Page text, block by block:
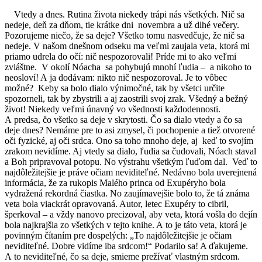
Vtedy a dnes. Rutina života niekedy trápi nás všetkých. Nič sa
nedeje, deň za dňom, tie krátke dni novembra a už dlhé večery.
Pozorujeme niečo, že sa deje? Všetko tomu nasvedčuje, že nič sa
nedeje. V našom dnešnom odseku ma veľmi zaujala veta, ktorá mi
priamo udrela do očí: nič nespozorovali! Príde mi to ako veľmi
zvláštne. V okolí Nóacha sa pohybujú mnohí ľudia – a nikoho to
neosloví! A ja dodávam: nikto nič nespozoroval. Je to vôbec
možné? Keby sa bolo dialo výnimočné, tak by všetci určite
spozorneli, tak by zbystrili a aj zaostrili svoj zrak. Všedný a bežný
život! Niekedy veľmi únavný vo všednosti každodennosti.
A predsa, čo všetko sa deje v skrytosti. Čo sa dialo vtedy a čo sa
deje dnes? Nemáme pre to asi zmysel, či pochopenie a tiež otvorené
oči fyzické, aj oči srdca. Ono sa toho mnoho deje, aj keď to svojím
zrakom nevidíme. Aj vtedy sa dialo, ľudia sa čudovali, Nóach staval
a Boh pripravoval potopu. No výstrahu všetkým ľuďom dal. Veď to
najdôležitejšie je práve očiam neviditeľné. Nedávno bola uverejnená
informácia, že za rukopis Malého princa od Exupéryho bola
vydražená rekordná čiastka. No zaujímavejšie bolo to, že tá známa
veta bola viackrát opravovaná. Autor, letec Exupéry to cibril,
šperkoval – a vždy nanovo precizoval, aby veta, ktorá vošla do dejín
bola najkrajšia zo všetkých v tejto knihe. A to je táto veta, ktorá je
povinným čítaním pre dospelých: „To najdôležitejšie je očiam
neviditeľné. Dobre vidíme iba srdcom!“ Podarilo sa! A ďakujeme.
A to neviditeľné, čo sa deje, smieme prežívať vlastným srdcom.